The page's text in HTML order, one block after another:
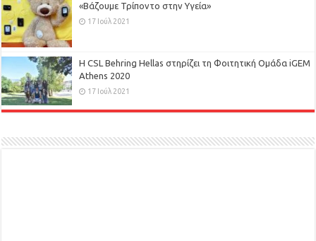
«Βάζουμε Τρίποντο στην Υγεία»
17 Ιούλ 2021
H CSL Behring Hellas στηρίζει τη Φοιτητική Ομάδα iGEM
Athens 2020
17 Ιούλ 2021